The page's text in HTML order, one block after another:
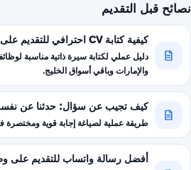
نصائح قبل التقديم
كيفية كتابة CV احترافي للتقديم على وظائف الخليج
دليل عملي لكتابة سيرة ذاتية مناسبة
والإمارات وباقي أسواق الخليج.
كيف تجيب عن سؤال: حدثنا عن
طريقة عملية لصياغة إجابة قوية ومختصرة
أفضل رسالة واتساب للتقديم على